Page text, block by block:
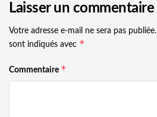
Laisser un commentaire
Votre adresse e-mail ne sera pas publiée.
sont indiqués avec *
Commentaire *